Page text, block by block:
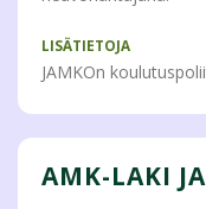
LISÄTIETOJA
JAMKOn
AMK-LAKI